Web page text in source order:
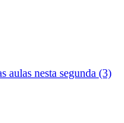
aulas nesta segunda (3)